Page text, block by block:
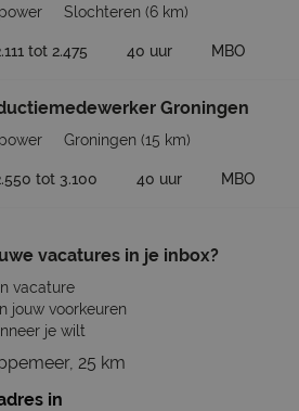
Slochteren (6 km)
tot 2.475 40 uur MBO
Groningen
Groningen (15 km)
tot 3.100 40 uur MBO
vacatures in je inbox?
vacature
jouw voorkeuren
je wilt
25 km
in